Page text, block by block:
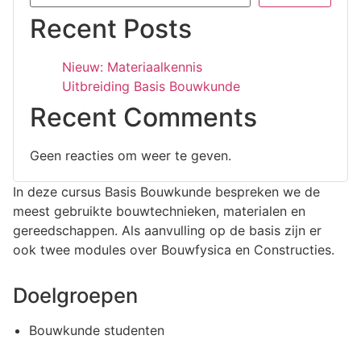
In deze cursus Basis Bouwkunde bespreken we de
meest gebruikte bouwtechnieken, materialen en
gereedschappen. Als aanvulling op de basis zijn er
ook twee modules over Bouwfysica en Constructies.
Doelgroepen
Bouwkunde studenten
Recent Posts
Nieuw: Materiaalkennis
Uitbreiding Basis Bouwkunde
Recent Comments
Geen reacties om weer te geven.